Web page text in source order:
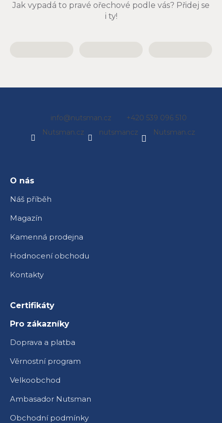
Jak vypadá to pravé ořechové podle vás? Přidej se
i ty!
info@nutsman.cz
+420 539 096 510
Nutsman.cz
nutsmancz Nutsman.cz
O nás
Náš příběh
Magazín
Kamenná prodejna
Hodnocení obchodu
Kontakty
Certifikáty
Pro zákazníky
Doprava a platba
Věrnostní program
Velkoobchod
Ambasador Nutsman
Obchodní podmínky